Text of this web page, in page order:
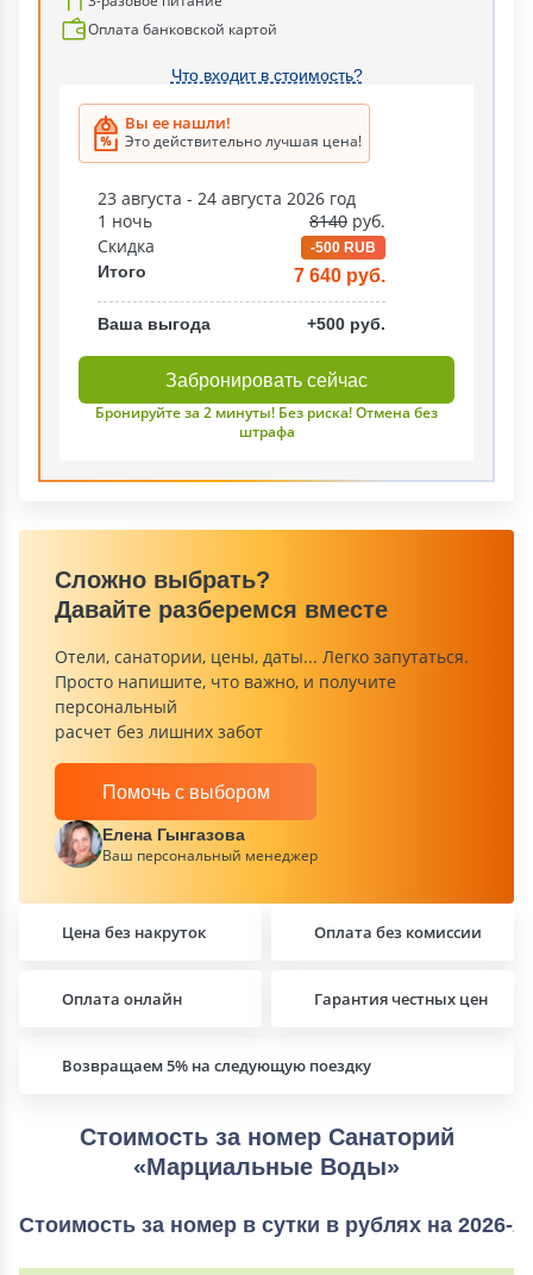
Оплата банковской картой
Что входит в стоимость?
Вы ее нашли!
Это действительно лучшая цена!
23 августа - 24 августа 2026 год
1 ночь
8140 руб.
Скидка
-500 RUB
Итого 7 640 руб.
Ваша выгода +500 руб.
Забронировать сейчас
Бронируйте за 2 минуты! Без риска! Отмена без
штрафа
Сложно выбрать?
Давайте разберемся вместе
Отели, санатории, цены, даты... Легко запутаться.
Просто напишите, что важно, и получите
персональный
расчет без лишних забот
Помочь с выбором
Елена Гынгазова
Ваш персональный менеджер
Цена без накруток Оплата без комиссии
Возвращаем 5% на следующую поездку
Оплата онлайн Гарантия честных цен
Стоимость за номер Санаторий
«Марциальные Воды»
Стоимость за номер в сутки в рублях на 2026-